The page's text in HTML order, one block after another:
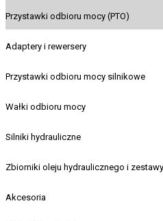
Przystawki odbioru mocy (PTO)
Adaptery i rewersery
Przystawki odbioru mocy silnikowe
Wałki odbioru mocy
Silniki hydrauliczne
Zbiorniki oleju hydraulicznego i zestawy
Akcesoria